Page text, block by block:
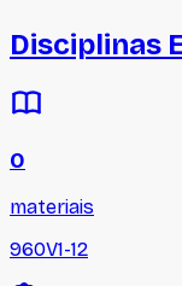
Disciplinas
0
materiais
960V1-12